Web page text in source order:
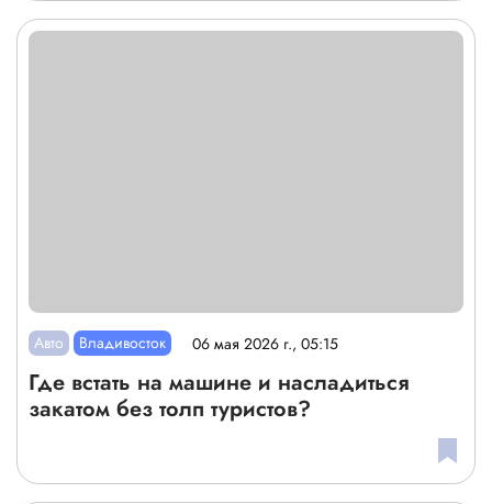
Авто Владивосток 06 мая 2026 г., 05:15
Где встать на машине и насладиться
закатом без толп туристов?